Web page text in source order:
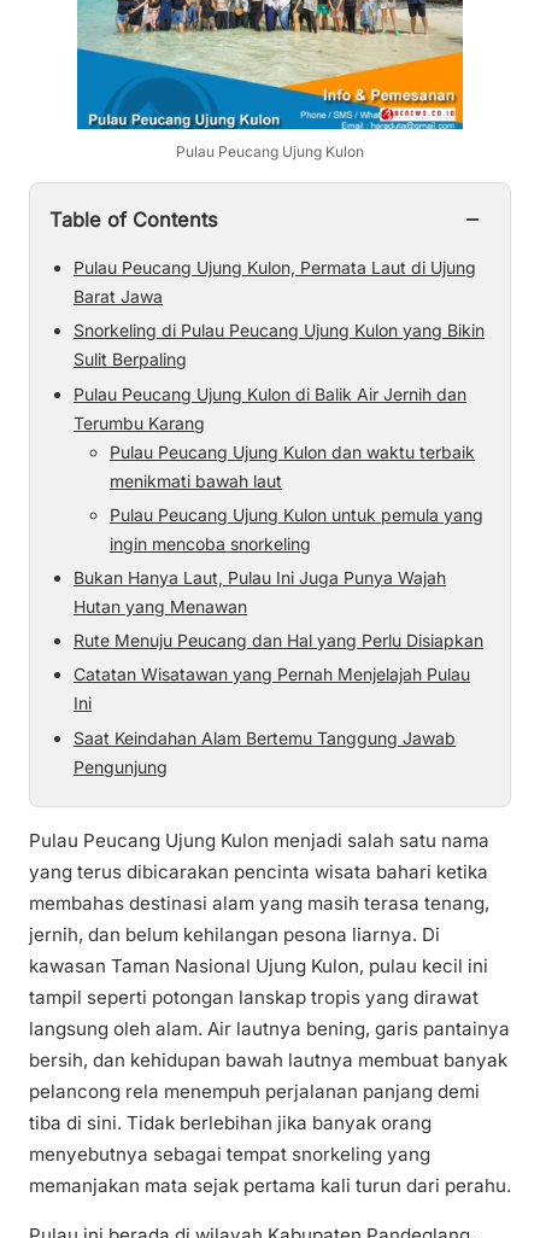
Pulau Peucang Ujung Kulon
Table of Contents −
Pulau Peucang Ujung Kulon, Permata Laut di Ujung
Barat Jawa
Snorkeling di Pulau Peucang Ujung Kulon yang Bikin
Sulit Berpaling
Pulau Peucang Ujung Kulon di Balik Air Jernih dan
Terumbu Karang
Pulau Peucang Ujung Kulon dan waktu terbaik
menikmati bawah laut
Pulau Peucang Ujung Kulon untuk pemula yang
ingin mencoba snorkeling
Bukan Hanya Laut, Pulau Ini Juga Punya Wajah
Hutan yang Menawan
Rute Menuju Peucang dan Hal yang Perlu Disiapkan
Catatan Wisatawan yang Pernah Menjelajah Pulau
Ini
Saat Keindahan Alam Bertemu Tanggung Jawab
Pengunjung
Pulau Peucang Ujung Kulon menjadi salah satu nama
yang terus dibicarakan pencinta wisata bahari ketika
membahas destinasi alam yang masih terasa tenang,
jernih, dan belum kehilangan pesona liarnya. Di
kawasan Taman Nasional Ujung Kulon, pulau kecil ini
tampil seperti potongan lanskap tropis yang dirawat
langsung oleh alam. Air lautnya bening, garis pantainya
bersih, dan kehidupan bawah lautnya membuat banyak
pelancong rela menempuh perjalanan panjang demi
tiba di sini. Tidak berlebihan jika banyak orang
menyebutnya sebagai tempat snorkeling yang
memanjakan mata sejak pertama kali turun dari perahu.